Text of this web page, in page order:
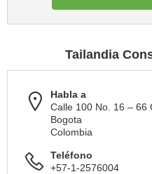
Tailandia
Habla a
Calle 100 No. 16 – 66
Bogota
Colombia
Teléfono
+57-1-2576004